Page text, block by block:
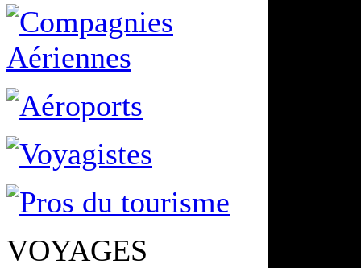
VOYAGES